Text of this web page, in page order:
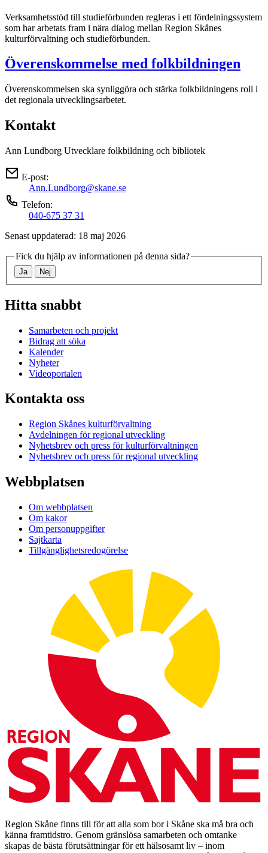
Verksamhetsstöd till studieförbunden regleras i ett fördelningssystem
som har arbetats fram i nära dialog mellan Region Skånes
kulturförvaltning och studieförbunden.
Överenskommelse med folkbildningen
Överenskommelsen ska synliggöra och stärka folkbildningens roll i
det regionala utvecklingsarbetet.
Kontakt
Ann Lundborg Utvecklare folkbildning och bibliotek
E-post:
Ann.Lundborg@skane.se
Telefon:
040-675 37 31
Senast uppdaterad: 18 maj 2026
Fick du hjälp av informationen på denna sida?
Ja Nej
Hitta snabbt
Samarbeten och projekt
Bidrag att söka
Kalender
Nyheter
Videoportalen
Kontakta oss
Region Skånes kulturförvaltning
Avdelningen för regional utveckling
Nyhetsbrev och press för kulturförvaltningen
Nyhetsbrev och press för regional utveckling
Webbplatsen
Om webbplatsen
Om kakor
Om personuppgifter
Sajtkarta
Tillgänglighetsredogörelse
Region Skåne finns till för att alla som bor i Skåne ska må bra och
känna framtidstro. Genom gränslösa samarbeten och omtanke
skapas de bästa förutsättningar för ett hälsosamt liv – inom